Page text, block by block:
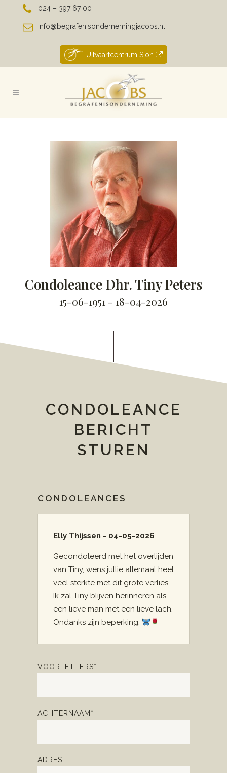
024 – 397 67 00
info@begrafenisondernemingjacobs.nl
Uitvaartcentrum Sion
Condoleance Dhr. Tiny Peters
15-06-1951 - 18-04-2026
CONDOLEANCE
BERICHT
STUREN
CONDOLEANCES
Elly Thijssen - 04-05-2026
Gecondoleerd met het overlijden
van Tiny, wens jullie allemaal heel
veel sterkte met dit grote verlies.
Ik zal Tiny blijven herinneren als
een lieve man met een lieve lach.
Ondanks zijn beperking.
VOORLETTERS*
ACHTERNAAM*
ADRES